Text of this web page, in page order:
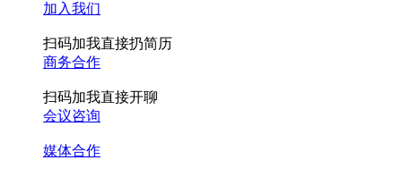
加入我们
扫码加我直接扔简历
商务合作
扫码加我直接开聊
会议咨询
媒体合作